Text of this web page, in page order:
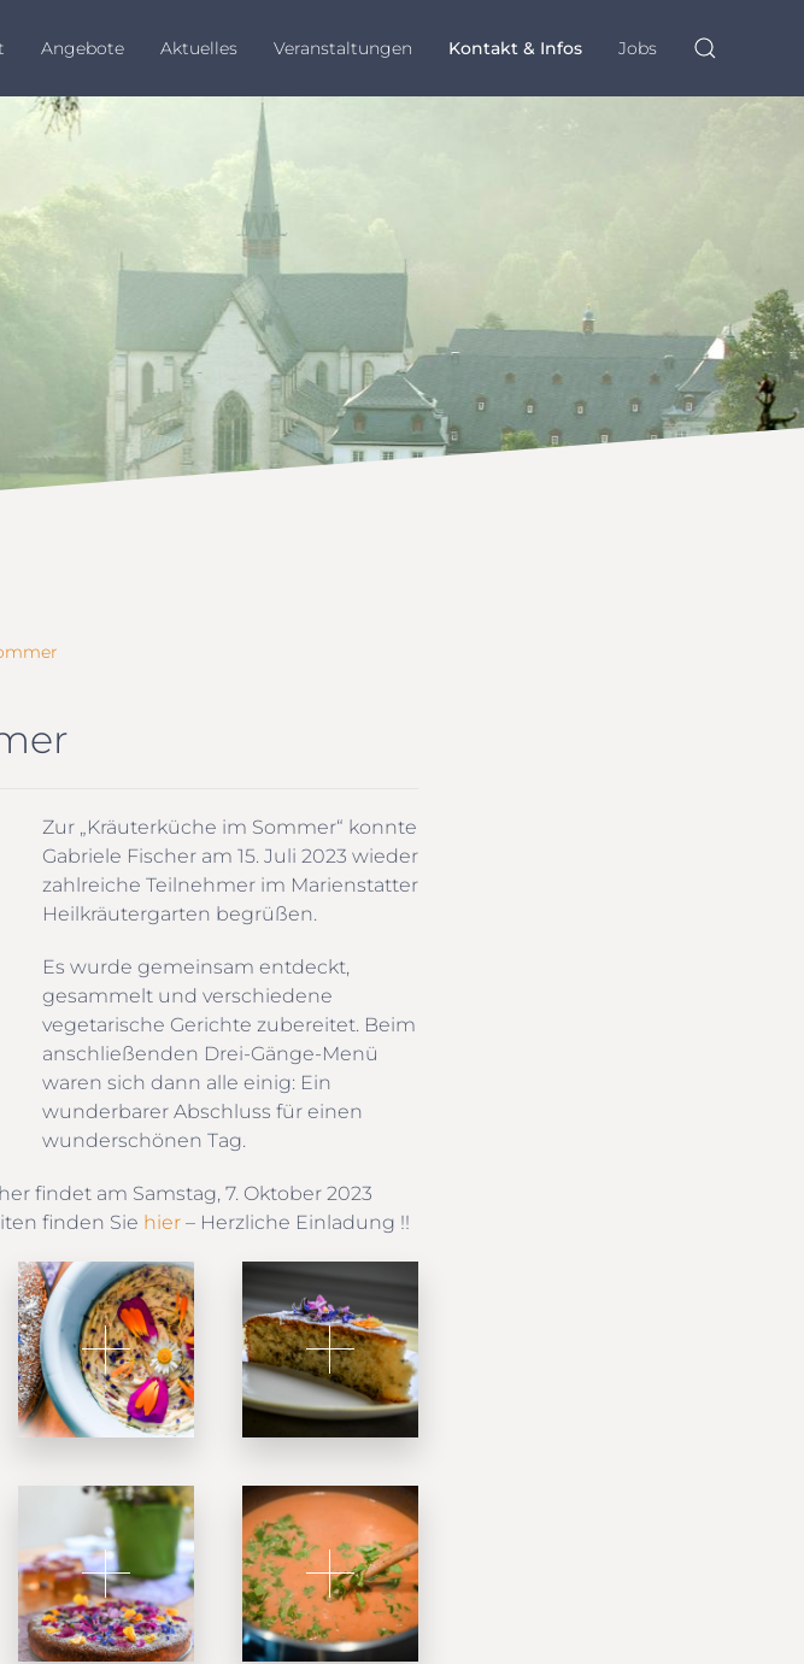
Angebote Aktuelles Veranstaltungen Kontakt & Infos Jobs
Zur „Kräuterküche im Sommer“ konnte
Gabriele Fischer am 15. Juli 2023 wieder
zahlreiche Teilnehmer im Marienstatter
Heilkräutergarten begrüßen.
Es wurde gemeinsam entdeckt,
gesammelt und verschiedene
vegetarische Gerichte zubereitet. Beim
anschließenden Drei-Gänge-Menü
waren sich dann alle einig: Ein
wunderbarer Abschluss für einen
wunderschönen Tag.
findet am Samstag, 7. Oktober 2023
finden Sie hier – Herzliche Einladung !!